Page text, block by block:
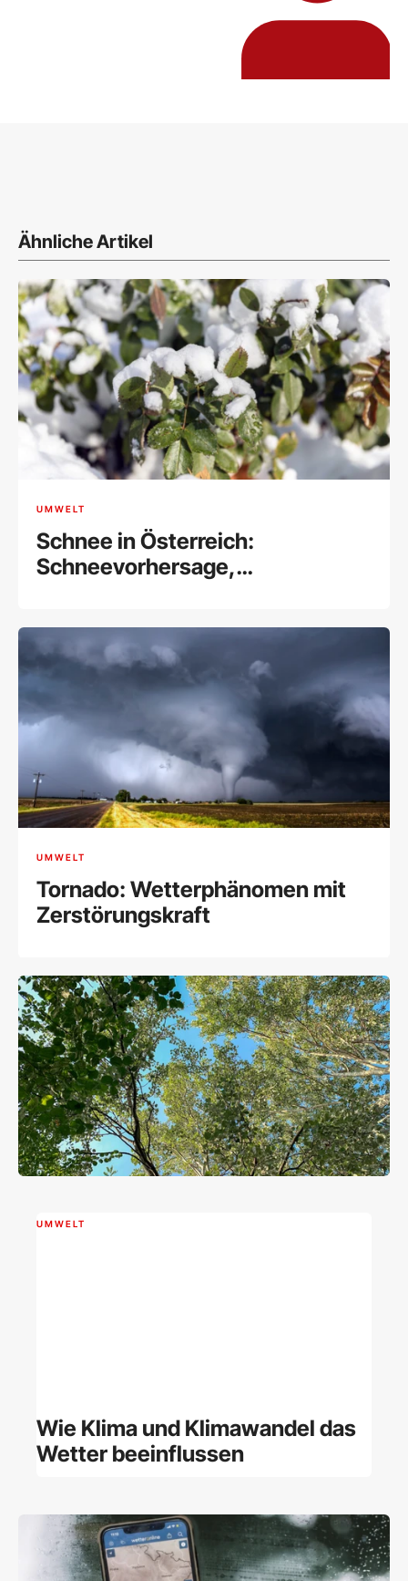
Ähnliche Artikel
UMWELT
Schnee in Österreich:
Schneevorhersage,
UMWELT
Tornado: Wetterphänomen mit
Zerstörungskraft
UMWELT
Wie Klima und Klimawandel das
Wetter beeinflussen